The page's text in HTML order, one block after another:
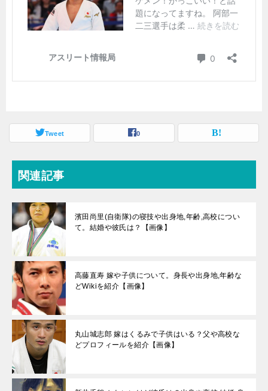
Tweet 0
関連記事
濱田尚里(自衛隊)の寝技や出身地,年齢,高校につい
て。結婚や彼氏は？【画像】
高藤直寿 嫁や子供について。身長や出身地,年齢な
どWikiを紹介【画像】
丸山城志郎 嫁はくるみで子供はいる？父や高校な
どプロフィールを紹介【画像】